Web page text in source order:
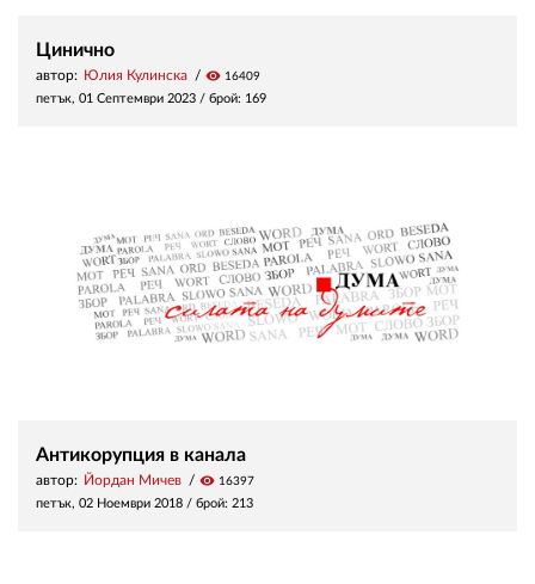
Цинично
автор: Юлия Кулинска visibility 16409
петък, 01 Септември 2023 / брой: 169
Антикорупция в канала
автор: Йордан Мичев visibility 16397
петък, 02 Ноември 2018 / брой: 213